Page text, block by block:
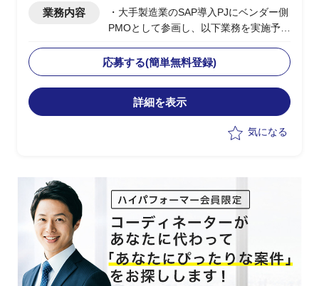
業務内容
・大手製造業のSAP導入PJにベンダー側
PMOとして参画し、以下業務を実施予定
-進捗/品質/課題管理
-リカバリー時の要因分析/リカバリープ
ランの策定
-各種ドキュメントの作成
応募する(簡単無料登録)
詳細を表示
気になる